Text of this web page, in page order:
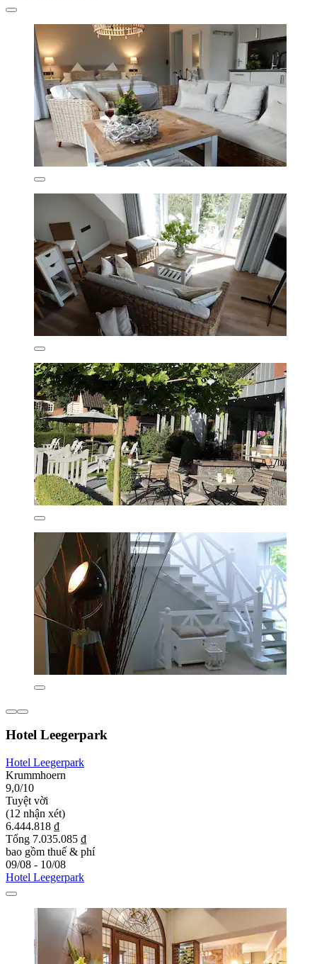
Hotel Leegerpark
Hotel Leegerpark
Krummhoern
9,0/10
Tuyệt vời
(12 nhận xét)
6.444.818 ₫
Tổng 7.035.085 ₫
bao gồm thuế & phí
09/08 - 10/08
Hotel Leegerpark